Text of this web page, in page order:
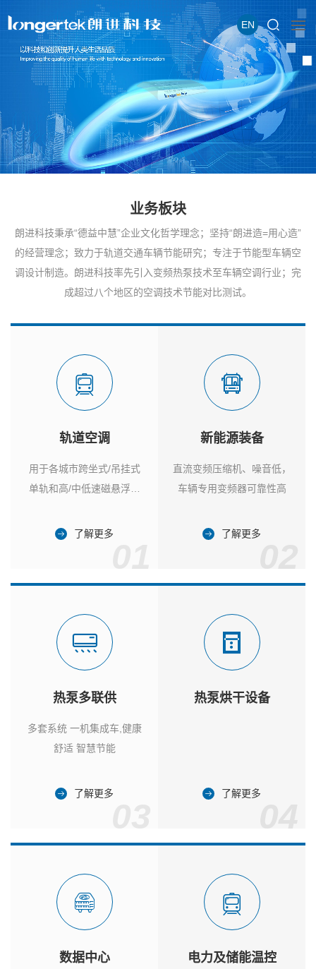
EN
业务板块
朗进科技秉承“德益中慧”企业文化哲学理念；坚持“朗进造=用心造”
的经营理念；致力于轨道交通车辆节能研究；专注于节能型车辆空
调设计制造。朗进科技率先引入变频热泵技术至车辆空调行业；完
成超过八个地区的空调技术节能对比测试。
轨道空调
用于各城市跨坐式/吊挂式
单轨和高/中低速磁悬浮列
了解更多
新能源装备
直流变频压缩机、噪音低，
车辆专用变频器可靠性高
了解更多
热泵多联供
多套系统 一机集成车,健康
舒适 智慧节能
了解更多
热泵烘干设备
了解更多
数据中心 电力及储能温控